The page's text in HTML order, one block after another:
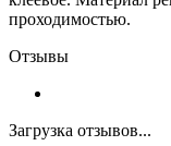
проходимостью.
Отзывы
Загрузка отзывов...